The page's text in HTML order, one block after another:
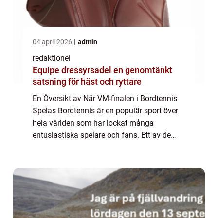
04 april 2026 admin
redaktionel
Equipe dressyrsadel en genomtänkt
satsning för häst och ryttare
En Översikt av När VM-finalen i Bordtennis
Spelas Bordtennis är en populär sport över
hela världen som har lockat många
entusiastiska spelare och fans. Ett av de